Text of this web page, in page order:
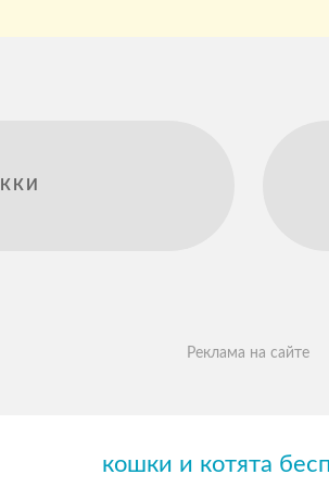
Реклама на сайте
кошки и котята